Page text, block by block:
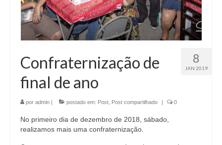
8
JAN 2019
Confraternização de
final de ano
por admin | postado em: Post Post compartilhado | 0
No primeiro dia de dezembro de 2018, sábado,
realizamos mais uma confraternização.